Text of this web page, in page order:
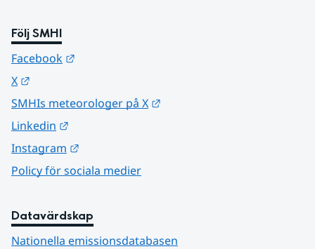
Följ SMHI
Facebook
X
SMHIs meteorologer på X
Linkedin
Instagram
Policy för sociala medier
Datavärdskap
Nationella emissionsdatabasen